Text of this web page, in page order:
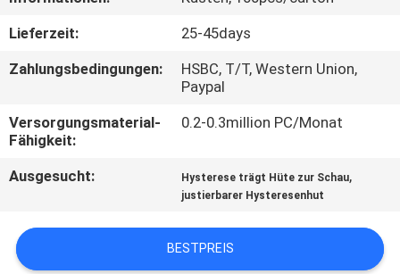
MIT
UNS
VERBINDUNG
NACHRICHTEN
FÄLLE
Lieferzeit:
25-45days
Zahlungsbedingungen:
HSBC, T/T, Western Union,
Paypal
Versorgungsmaterial-
Fähigkeit:
0.2-0.3million PC/Monat
Ausgesucht: Hysterese trägt Hüte zur Schau,
justierbarer Hysteresenhut
BESTPREIS